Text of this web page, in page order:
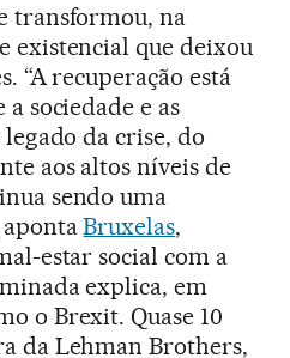
transformou, na
existencial que deixou
“A recuperação está
sociedade e as
da crise, do
aos altos níveis de
sendo uma
apontaBruxelas,
estar social com a
explica, em
o Brexit. Quase 10
da Lehman Brothers,